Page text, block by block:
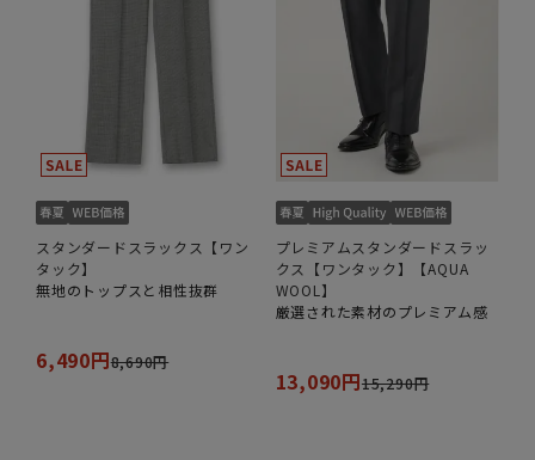
スタンダードスラックス【ワン
タック】
無地のトップスと相性抜群
6,490円8,690円
プレミアムスタンダードスラッ
クス【ワンタック】【AQUA
WOOL】
厳選された素材のプレミアム感
13,090円15,290円